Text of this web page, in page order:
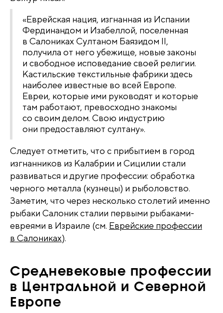
«Еврейская нация, изгнанная из Испании
Фердинандом и Изабеллой, поселенная
в Салониках Султаном Баязидом II,
получила от него убежище, новые законы
и свободное исповедание своей религии.
Кастильские текстильные фабрики здесь
наиболее известные во всей Европе.
Евреи, которые ими руководят и которые
там работают, превосходно знакомы
со своим делом. Свою индустрию
они предоставляют султану».
Следует отметить, что с прибытием в город
изгнанников из Калабрии и Сицилии стали
развиваться и другие профессии: обработка
черного металла (кузнецы) и рыболовство.
Заметим, что через несколько столетий именно
рыбаки Салоник сталии первыми рыбаками-
евреями в Израиле (см. Еврейские профессии
в Салониках).
Средневековые профессии
в Центральной и Северной
Европе